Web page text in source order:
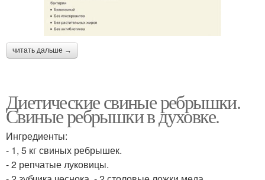
читать дальше →
Диетические свиные ребрышки.
Свиные ребрышки в духовке.
Ингредиенты:
- 1, 5 кг свиных ребрышек.
- 2 репчатые луковицы.